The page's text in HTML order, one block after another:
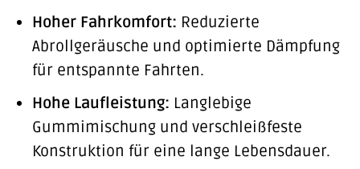
Hoher Fahrkomfort: Reduzierte
Abrollgeräusche und optimierte Dämpfung
für entspannte Fahrten.
Hohe Laufleistung: Langlebige
Gummimischung und verschleißfeste
Konstruktion für eine lange Lebensdauer.